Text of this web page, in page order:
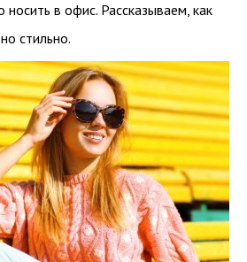
в офис. Рассказываем, как
стильно.